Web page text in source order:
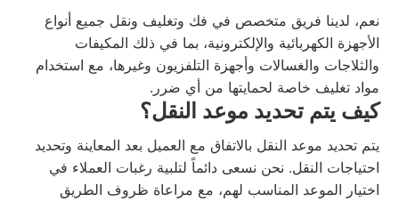
نعم، لدينا فريق متخصص في فك وتغليف ونقل جميع أنواع
الأجهزة الكهربائية والإلكترونية، بما في ذلك المكيفات
والثلاجات والغسالات وأجهزة التلفزيون وغيرها، مع استخدام
مواد تغليف خاصة لحمايتها من أي ضرر.
كيف يتم تحديد موعد النقل؟
يتم تحديد موعد النقل بالاتفاق مع العميل بعد المعاينة وتحديد
احتياجات النقل. نحن نسعى دائماً لتلبية رغبات العملاء في
اختيار الموعد المناسب لهم، مع مراعاة ظروف الطريق